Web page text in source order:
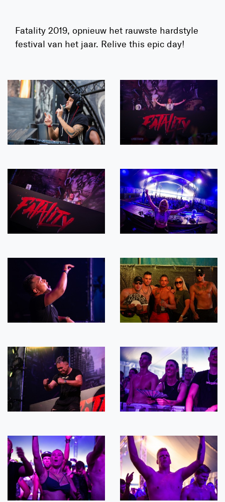
Fatality 2019, opnieuw het rauwste hardstyle
festival van het jaar. Relive this epic day!